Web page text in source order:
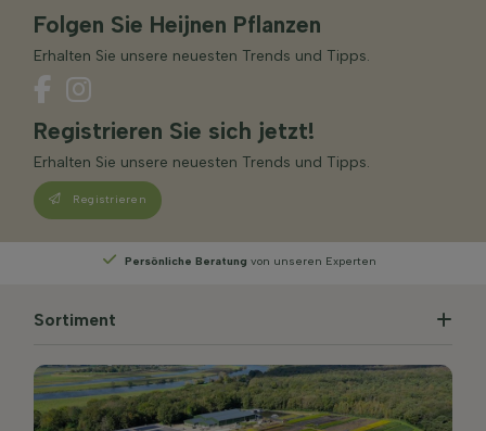
Folgen Sie Heijnen Pflanzen
Erhalten Sie unsere neuesten Trends und Tipps.
Registrieren Sie sich jetzt!
Erhalten Sie unsere neuesten Trends und Tipps.
Registrieren
WählenSie Ihre Lieferwoche
Sortiment